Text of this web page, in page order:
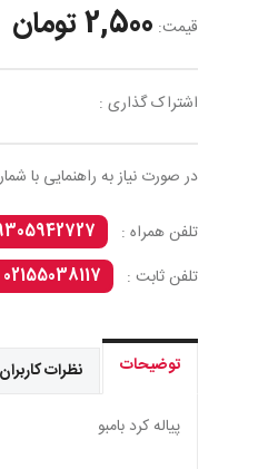
قیمت: 2,500 تومان
اشتراک گذاری :
در صورت نیاز به راهنمایی با
تلفن همراه :
تلفن ثابت :
02155038117
توضیحات نظرات کاربران
پياله كرد بامبو